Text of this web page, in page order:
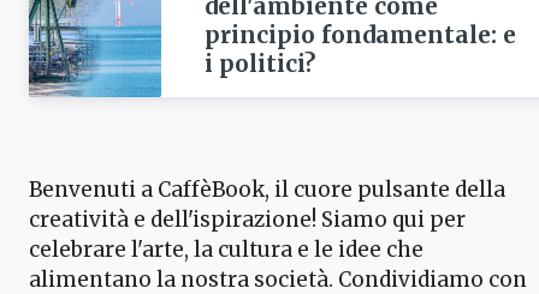
dell'ambiente come
principio fondamentale: e
i politici?
Benvenuti a CaffèBook, il cuore pulsante della
creatività e dell'ispirazione! Siamo qui per
celebrare l'arte, la cultura e le idee che
alimentano la nostra società. Condividiamo con